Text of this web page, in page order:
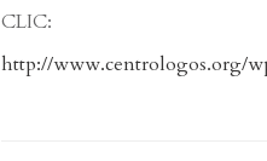
CLIC:
http://www.centrologos.org/